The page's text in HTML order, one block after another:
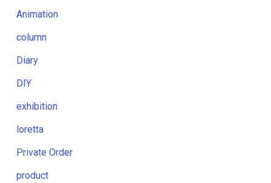
Animation
column
Diary
DIY
exhibition
loretta
Private Order
product